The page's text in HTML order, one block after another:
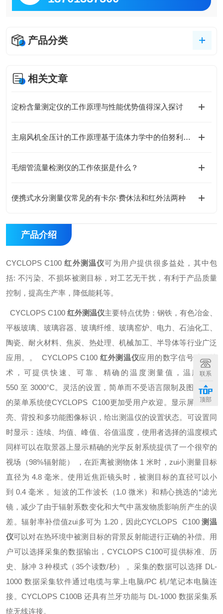
产品分类
相关文章
淀粉含量测定仪的工作原理与性能优势值得深入探讨
主扇风机全压计的工作原理基于流体力学中的伯努利方程
毛细管流量检测仪的工作依据是什么？
便携式水分测量仪常见的有卡尔·费休法和红外法两种
产品介绍
CYCLOPS C100红外测温仪可为用户提供很多益处，其中包
括: 不污染、不损坏被测目标，对工艺无干扰，有利于产品质量
控制，提高生产率，降低能耗等。
CYCLOPS C100红外测温仪主要特点优势： 钢铁，有色冶金、
平板玻璃、玻璃容器、玻璃纤维、玻璃窑炉、电力、石油化工、
陶瓷、耐火材料、焦炭、热处理、机械加工、半导体等行业广泛
应用。
。 CYCLOPS C100 红外测温仪应用的数字信号处理技
术，可提供快速、可靠、精确的温度测量值，温度范围
550 至 3000°C。灵活的设置，简单而不受语言限制及图标引导
的菜单系统使CYCLOPS C100更加受用户欢迎。
显示屏具有光
亮、背投和多功能图像标识，给出测温仪的设置状态。可设置同
时显示：连续、均值、峰值、谷值温度，使用者选择的温度模式
同样可以在取景器上显示精确的光学反射系统提供了一个很窄的
视场（98%辐射能） ，在距离被测物体 1 米时，zui小测量目标
直径为 4.8 毫米。使用近焦距镜头时，被测目标的直径可以小
到 0.4 毫米 。短波的工作波长（1.0 微米）和精心挑选的*滤光
镜，减少了由于辐射系数变化和大气中蒸发物质影响所产生的误
差。辐射率补偿值zui多可为 1.20，因 此CYCLOPS C100测温
仪可以对在热环境中被测目标的背景反射能进行正确的补偿。
用
户可以选择采集的数据输出，CYCLOPS C100可提供标准、历
史、脉冲 3 种模式（35个读数/秒） 。采集的数据可以选择 DL-
1000 数据采集软件通过电缆与掌上电脑/PC 机/笔记本电脑连
接。CYCLOPS C100B 还具有兰牙功能与 DL-1000 数据采集系
统无线连接。
联系
顶部